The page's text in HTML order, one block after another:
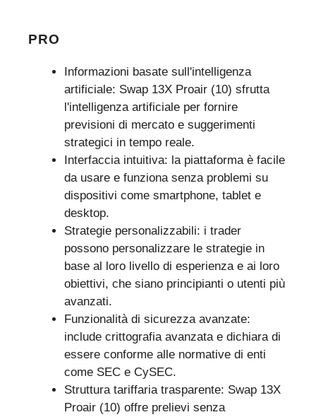
PRO
Informazioni basate sull'intelligenza
artificiale: Swap 13X Proair (10) sfrutta
l'intelligenza artificiale per fornire
previsioni di mercato e suggerimenti
strategici in tempo reale.
Interfaccia intuitiva: la piattaforma è facile
da usare e funziona senza problemi su
dispositivi come smartphone, tablet e
desktop.
Strategie personalizzabili: i trader
possono personalizzare le strategie in
base al loro livello di esperienza e ai loro
obiettivi, che siano principianti o utenti più
avanzati.
Funzionalità di sicurezza avanzate:
include crittografia avanzata e dichiara di
essere conforme alle normative di enti
come SEC e CySEC.
Struttura tariffaria trasparente: Swap 13X
Proair (10) offre prelievi senza